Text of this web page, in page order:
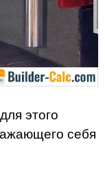
этого
себя